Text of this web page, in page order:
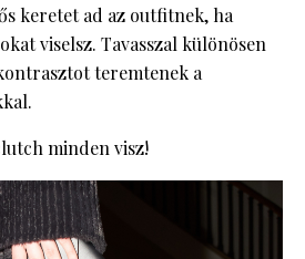
keretet ad az outfitnek, ha
viselsz. Tavasszal különösen
teremtenek a
minden visz!